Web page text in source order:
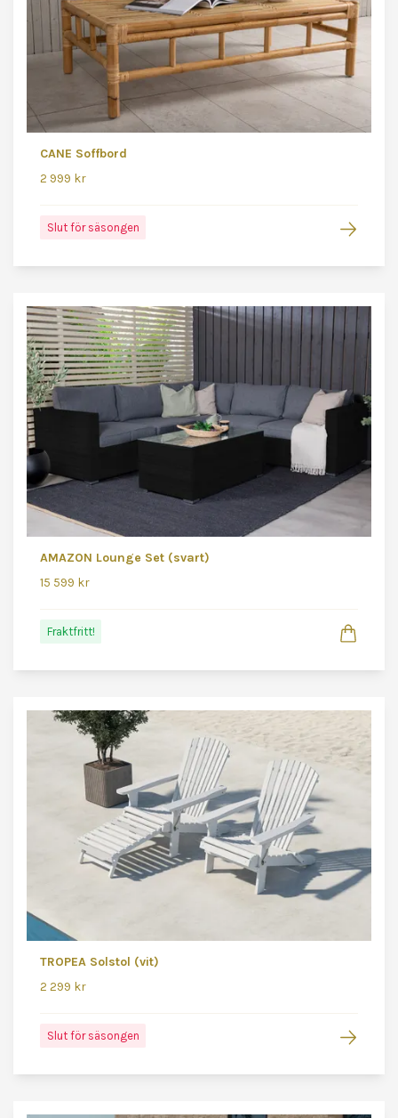
CANE Soffbord
2 999 kr
Slut för säsongen
AMAZON Lounge Set (svart)
15 599 kr
Fraktfritt!
TROPEA Solstol (vit)
2 299 kr
Slut för säsongen